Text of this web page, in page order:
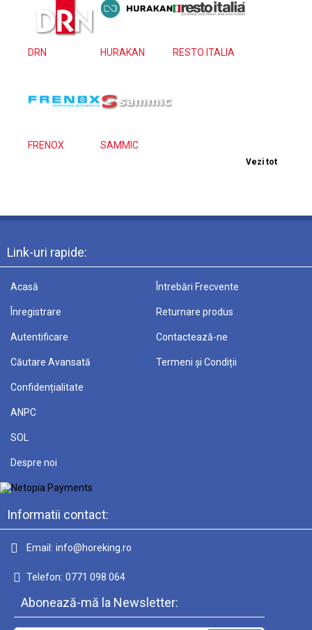
DRN HURAKAN RESTO ITALIA
FRENOX SAMMIC
Vezi tot
Link-uri rapide:
Acasă
Înregistrare
Autentificare
Căutare Avansată
Întrebări Frecvente
Returnare produs
Contactează-ne
Termeni și Condiții
Confidențialitate
ANPC
SOL
Despre noi
Informatii contact:
Email: info@horeking.ro
Telefon: 0771 098 064
Abonează-mă la Newsletter: